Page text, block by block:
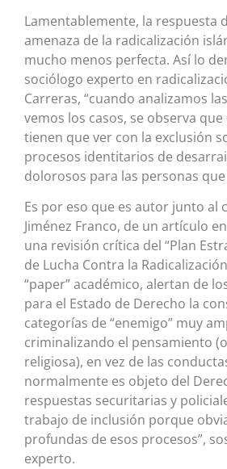
Lamentablemente, la respuesta
amenaza de la radicalización
mucho menos perfecta. Así lo
sociólogo experto en
Carreras, “cuando analizamos
vemos los casos, se observa
tienen que ver con la exclusión
procesos identitarios de
dolorosos para las personas que
Es por eso que es autor junto al
Jiménez Franco, de un artículo
una revisión crítica del “Plan
de Lucha Contra la
“paper” académico, alertan de
para el Estado de Derecho la
categorías de “enemigo” muy
criminalizando el pensamiento
religiosa), en vez de las
normalmente es objeto del
respuestas securitarias y
trabajo de inclusión porque
profundas de esos procesos”,
experto.